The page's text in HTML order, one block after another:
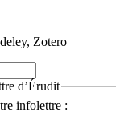
Zotero
d’Érudit
infolettre :